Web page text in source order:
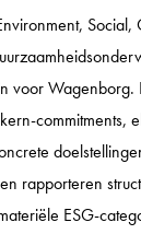
voor Wagenborg.
commitments,
rapporteren
ESG-